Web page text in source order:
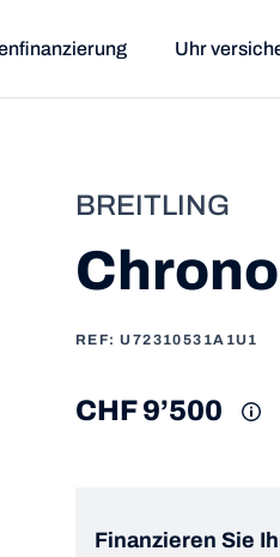
Uhr
BREITLING
REF: U72310531A1U1
CHF 9’500
Finanzieren Sie